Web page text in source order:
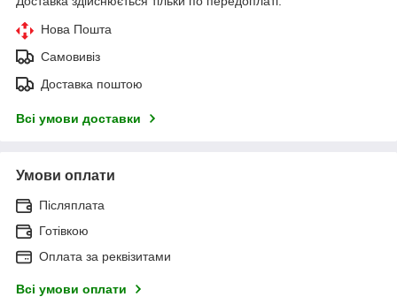
Нова Пошта
Самовивіз
Доставка поштою
Всі умови доставки
Умови оплати
Післяплата
Готівкою
Оплата за реквізитами
Всі умови оплати